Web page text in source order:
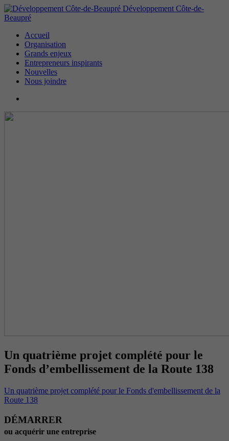
Développement Côte-de-
Beaupré
Accueil
Organisation
Grands enjeux
Entrepreneurs inspirants
Nouvelles
Nous joindre
Un quatrième projet complété pour le
Fonds d’embellissement de la Route 138
Un quatrième projet complété pour le Fonds d'embellissement de la
Route 138
DÉMARRER
ou acquérir une entreprise